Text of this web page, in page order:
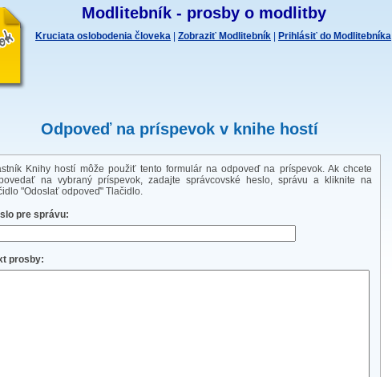
Modlitebník - prosby o modlitby
Kruciata oslobodenia človeka Zobraziť Modlitebník Prihlásiť do Modlitebníka
Odpoveď na príspevok v knihe hostí
Knihy hostí môže použiť tento formulár na odpoveď na príspevok. Ak chcete
na vybraný príspevok, zadajte správcovské heslo, správu a kliknite na
"Odoslať odpoveď" Tlačidlo.
pre správu:
prosby: